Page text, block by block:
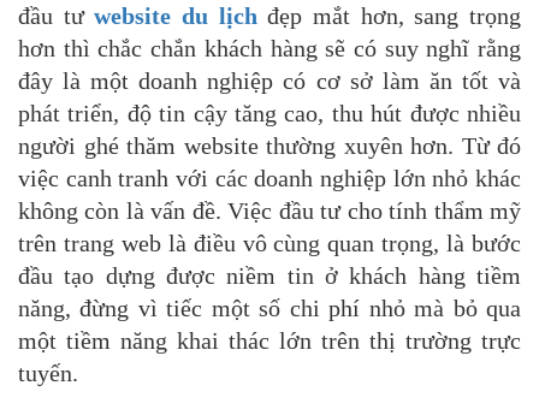
đầu tưwebsite du lịch đẹp mắt hơn, sang trọng
hơn thì chắc chắn khách hàng sẽ có suy nghĩ rằng
đây là một doanh nghiệp có cơ sở làm ăn tốt và
phát triển, độ tin cậy tăng cao, thu hút được nhiều
người ghé thăm website thường xuyên hơn. Từ đó
việc canh tranh với các doanh nghiệp lớn nhỏ khác
không còn là vấn đề. Việc đầu tư cho tính thẩm mỹ
trên trang web là điều vô cùng quan trọng, là bước
đầu tạo dựng được niềm tin ở khách hàng tiềm
năng, đừng vì tiếc một số chi phí nhỏ mà bỏ qua
một tiềm năng khai thác lớn trên thị trường trực
tuyến.